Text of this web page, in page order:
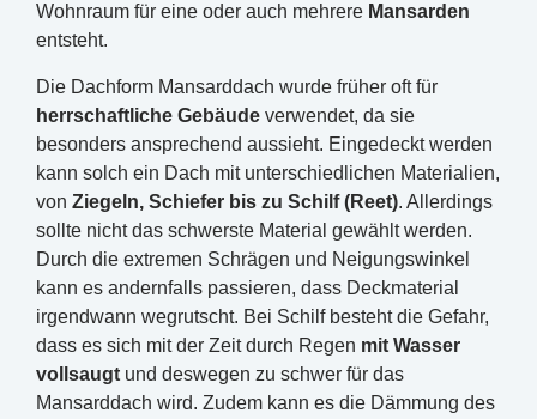
Wohnraum für eine oder auch mehrere Mansarden
entsteht.
Die Dachform Mansarddach wurde früher oft für
herrschaftliche Gebäude verwendet, da sie
besonders ansprechend aussieht. Eingedeckt werden
kann solch ein Dach mit unterschiedlichen Materialien,
von Ziegeln, Schiefer bis zu Schilf (Reet). Allerdings
sollte nicht das schwerste Material gewählt werden.
Durch die extremen Schrägen und Neigungswinkel
kann es andernfalls passieren, dass Deckmaterial
irgendwann wegrutscht. Bei Schilf besteht die Gefahr,
dass es sich mit der Zeit durch Regen mit Wasser
vollsaugt und deswegen zu schwer für das
Mansarddach wird. Zudem kann es die Dämmung des